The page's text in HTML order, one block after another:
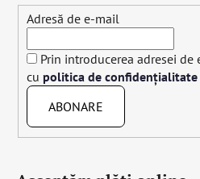
Adresă de e-mail
Prin introducerea adresei
cu politica de confidențialitate
ABONARE